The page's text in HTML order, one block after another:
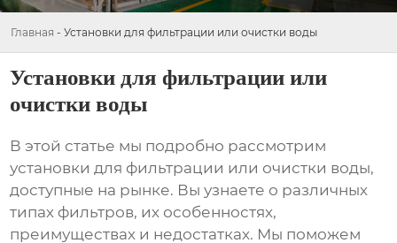
Главная - Установки для фильтрации или очистки воды
Установки для фильтрации или
очистки воды
В этой статье мы подробно рассмотрим
установки для фильтрации или очистки воды,
доступные на рынке. Вы узнаете о различных
типах фильтров, их особенностях,
преимуществах и недостатках. Мы поможем